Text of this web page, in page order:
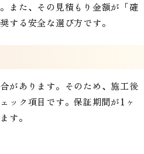
また、その見積もり金額が「確
する安全な選び方です。
があります。そのため、施工後
ック項目です。保証期間が1ヶ
す。